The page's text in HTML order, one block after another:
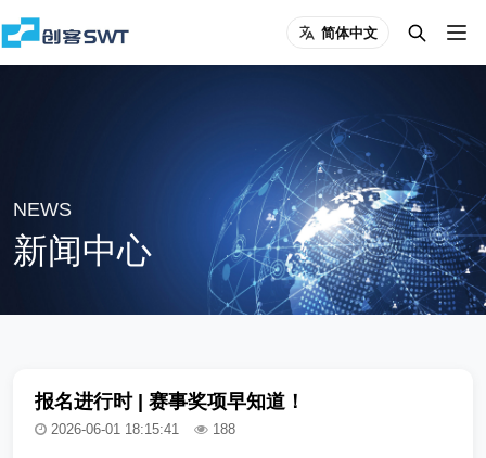
简体中文
NEWS
新闻中心
报名进行时 | 赛事奖项早知道！
2026-06-01 18:15:41 188